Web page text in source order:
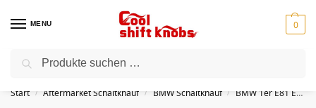
MENU 0
⭐Kostenloser Versand für alle Bestellungen
Start / Aftermarket Schaltknauf / BMW Schaltknauf / BMW 1er E81 E87 E82 E88 Schaltknauf